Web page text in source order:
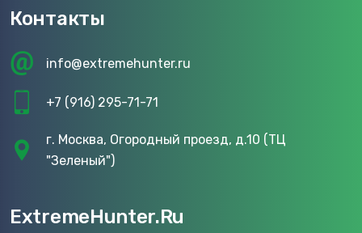
Контакты
info@extremehunter.ru
+7 (916) 295-71-71
г. Москва, Огородный проезд, д.10 (ТЦ
"Зеленый")
ExtremeHunter.Ru